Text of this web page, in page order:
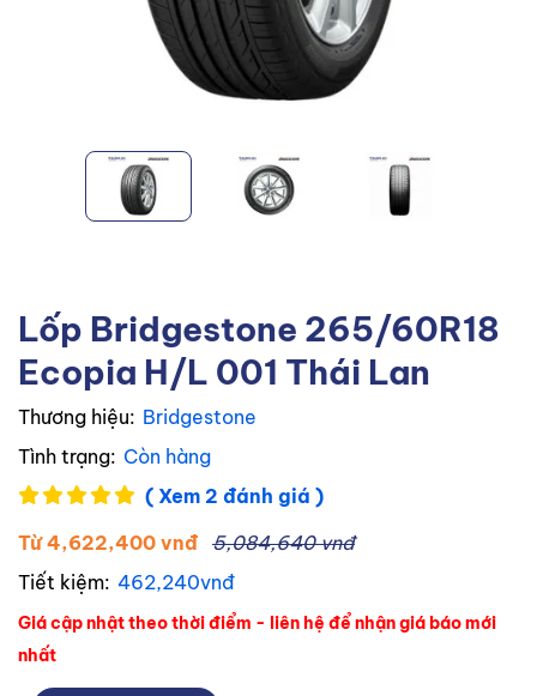
Lốp Bridgestone 265/60R18
Ecopia H/L 001 Thái Lan
Thương hiệu: Bridgestone
Tình trạng: Còn hàng
( Xem 2 đánh giá )
Từ 4,622,400 vnđ 5,084,640 vnđ
Tiết kiệm: 462,240vnđ
Giá cập nhật theo thời điểm - liên hệ để nhận giá báo mới
nhất